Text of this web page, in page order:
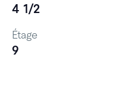
4 1/2
Étage
9